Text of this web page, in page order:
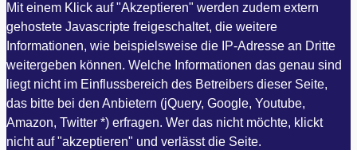
Mit einem Klick auf "Akzeptieren" werden zudem extern
gehostete Javascripte freigeschaltet, die weitere
Informationen, wie beispielsweise die IP-Adresse an Dritte
weitergeben können. Welche Informationen das genau sind
liegt nicht im Einflussbereich des Betreibers dieser Seite,
das bitte bei den Anbietern (jQuery, Google, Youtube,
Amazon, Twitter *) erfragen. Wer das nicht möchte, klickt
nicht auf "akzeptieren" und verlässt die Seite.